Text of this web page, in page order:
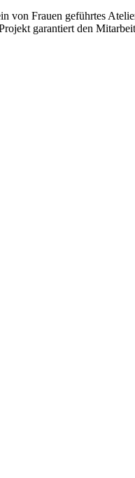
Frauen geführtes
garantiert den